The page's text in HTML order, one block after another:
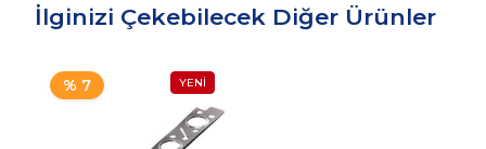
İlginizi Çekebilecek Diğer Ürünler
% 7